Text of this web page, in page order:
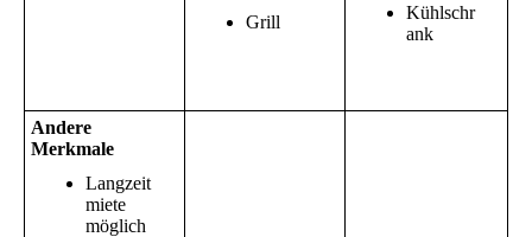
Grill
Kühlschr
ank
Andere
Merkmale
Langzeit
miete
möglich